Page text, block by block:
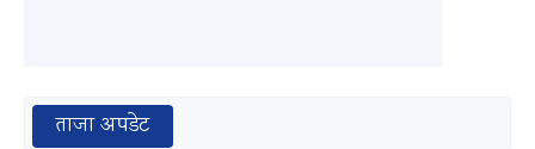
ताजा अपडेट